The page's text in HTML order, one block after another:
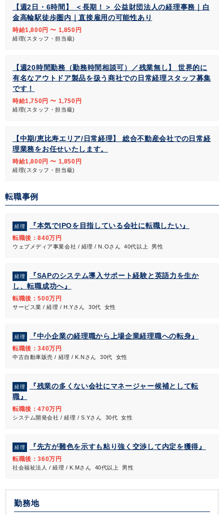
【週2日・6時間】 ＜長期！＞ 公益財団法人の経理事務｜白
金高輪駅徒歩圏内｜直接雇用の可能性あり
時給1,800円 〜 1,850円
経理(スタッフ・担当級)
【週20時間勤務（勤務時間相談可）／残業無し】 世界的に
有名なアウトドア製品を扱う商社での日常経理スタッフ募集
です！
時給1,750円 〜 1,750円
経理(スタッフ・担当級)
【中期/恵比寿エリア/日常経理】 総合不動産会社での日常経
理業務をお任せいたします。
時給1,800円 〜 1,850円
経理(スタッフ・担当級)
転職事例
経理 『本気でIPOを目指している会社に転職したい』
転職後：840万円
ウェブメディア事業会社 / 経理 / N.Oさん 40代以上 男性
経理
『SAPのシステム導入サポート経験と英語力を生か
し、転職成功へ』
転職後：500万円
サービス業 / 経理 / H.Yさん 30代 女性
経理 『中小企業の経理職から上場企業経理職への転身』
転職後：340万円
中古自動車販売 / 経理 / K.Nさん 30代 女性
経理
『残業の多くない会社にマネージャー候補として転
職』
転職後：470万円
システム開発会社 / 経理 / S.Yさん 30代 女性
経理 『先方が難色を示すも粘り強く交渉して内定を獲得』
転職後：360万円
社会福祉法人 / 経理 / K.Mさん 40代以上 男性
勤務地